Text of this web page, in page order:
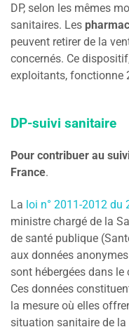
DP, selon les mêmes
sanitaires. Les
peuvent retirer de la
concernés. Ce
exploitants, fonctionne
DP-suivi sanitaire
Pour contribuer au
France.
La loi n° 2011-2012 du
ministre chargé de la
de santé publique
aux données
sont hébergées dans
Ces données
la mesure où elles
situation sanitaire de